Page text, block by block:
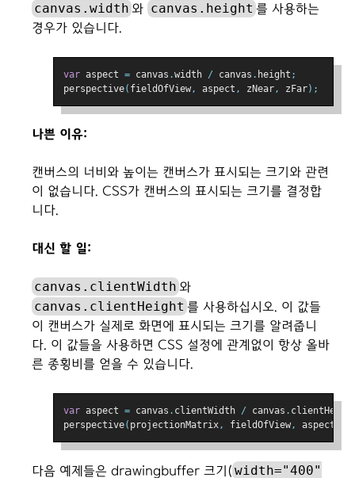
canvas.width 와 canvas.height 를 사용하는
경우가 있습니다.
var aspect = canvas .width / canvas . height ;
perspective( fieldOfView, aspect , zNear, zFar);
나쁜 이유:
캔버스의 너비와 높이는 캔버스가 표시되는 크기와 관련
이 없습니다. CSS가 캔버스의 표시되는 크기를 결정합
니다.
대신 할 일:
canvas.clientWidth 와
canvas.clientHeight 를 사용하십시오. 이 값들
이 캔버스가 실제로 화면에 표시되는 크기를 알려줍니
다. 이 값들을 사용하면 CSS 설정에 관계없이 항상 올바
른 종횡비를 얻을 수 있습니다.
var aspect = canvas . clientWidth / canvas .
perspective( projectionMatrix, fieldOfView, aspect
다음 예제들은 drawingbuffer 크기( width="400"